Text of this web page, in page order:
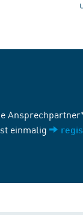
einmalig